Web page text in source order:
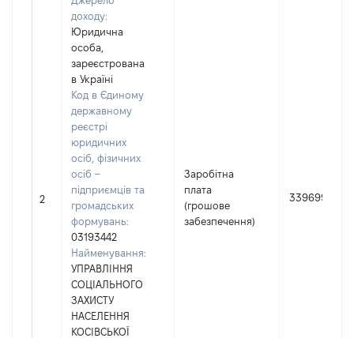
2
доходу:
Юридична
особа,
зареєстрована
в Україні
Код в Єдиному
державному
реєстрі
юридичних
осіб, фізичних
осіб –
підприємців та
громадських
формувань:
03193442
Найменування:
УПРАВЛІННЯ
СОЦІАЛЬНОГО
ЗАХИСТУ
НАСЕЛЕННЯ
КОСІВСЬКОЇ
Заробітна
плата
(грошове
забезпечення)
339699